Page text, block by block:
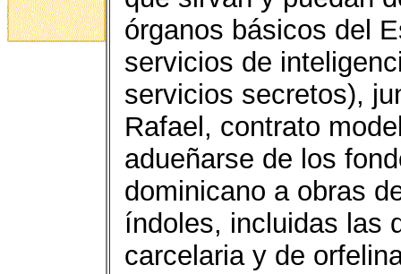
órganos básicos del
servicios de
servicios secretos),
Rafael, contrato
adueñarse de los
dominicano a obras
índoles, incluidas las
carcelaria y de